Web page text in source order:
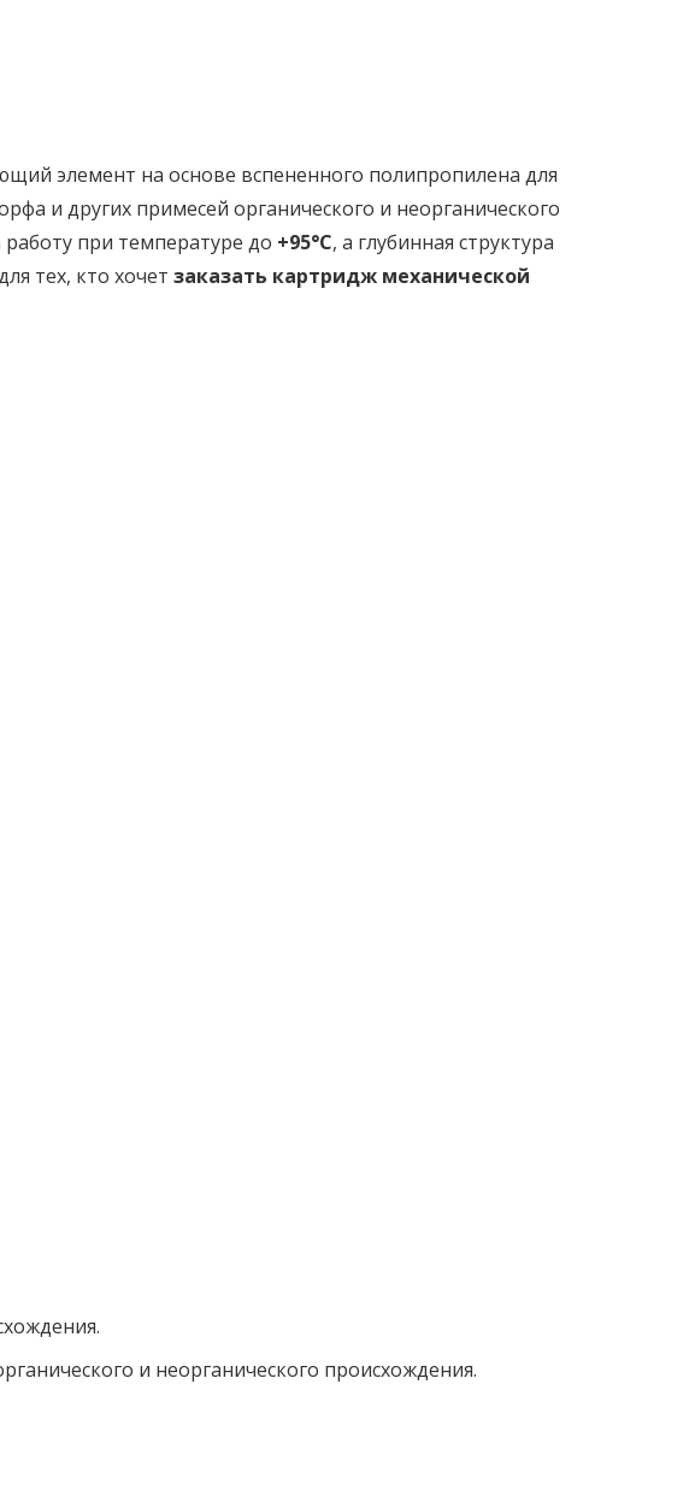
элемент на основе вспененного полипропилена для
и других примесей органического и неорганического
работу при температуре до +95°C, а глубинная структура
тех, кто хочет заказать картридж механической
и неорганического происхождения.